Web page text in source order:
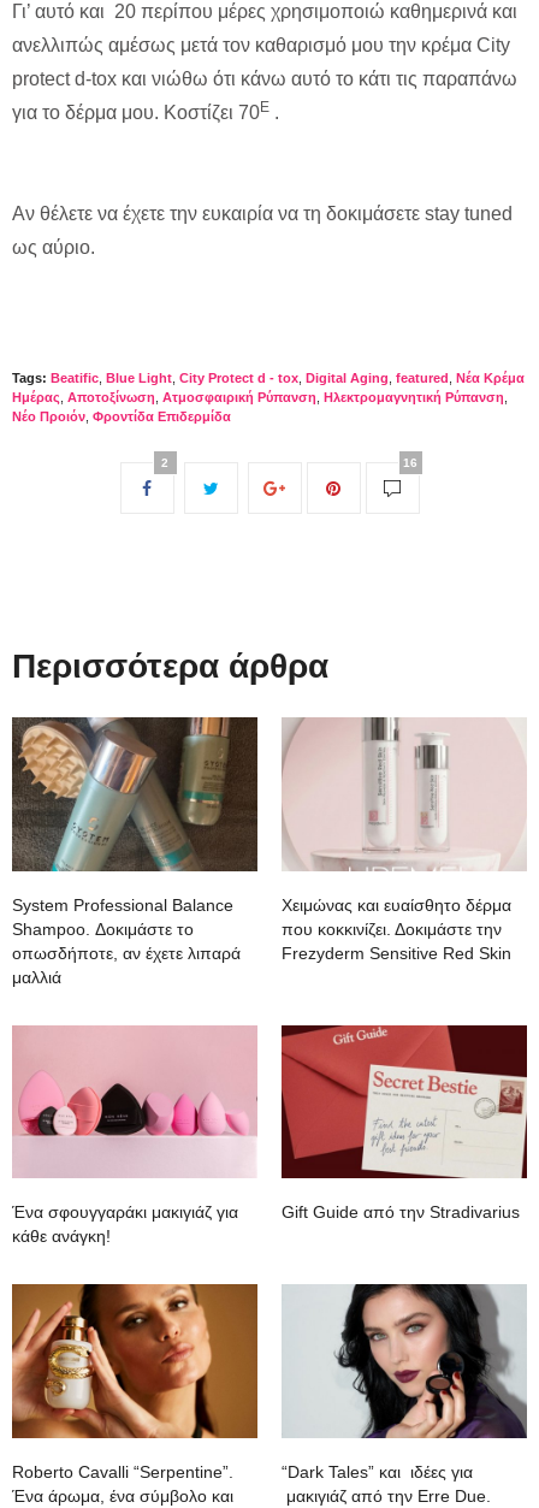
Γι’ αυτό και 20 περίπου μέρες χρησιμοποιώ καθημερινά και
ανελλιπώς αμέσως μετά τον καθαρισμό μου την κρέμα City
protect d-tox και νιώθω ότι κάνω αυτό το κάτι τις παραπάνω
για το δέρμα μου. Κοστίζει 70Ε .
Αν θέλετε να έχετε την ευκαιρία να τη δοκιμάσετε stay tuned
ως αύριο.
Tags: Beatific Blue Light City Protect d - tox Digital Aging featured
Nέα Κρέμα
Ημέρας Αποτοξίνωση Ατμοσφαιρική Ρύπανση Ηλεκτρομαγνητική Ρύπανση
Νέο Προιόν Φροντίδα Επιδερμίδα
2 16
Περισσότερα άρθρα
System Professional Balance
Shampoo. Δοκιμάστε το
οπωσδήποτε, αν έχετε λιπαρά
μαλλιά
Χειμώνας και ευαίσθητο δέρμα
που κοκκινίζει. Δοκιμάστε την
Frezyderm Sensitive Red Skin
Ένα σφουγγαράκι μακιγιάζ για
κάθε ανάγκη!
Gift Guide από την Stradivarius
Roberto Cavalli “Serpentine”.
Ένα άρωμα, ένα σύμβολο και
“Dark Tales” και ιδέες για
μακιγιάζ από την Erre Due.